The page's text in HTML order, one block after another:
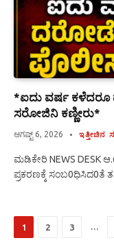
*ಐದು ವರ್ಷ ಕಳೆದರೂ
ಸರೋಜಿನಿ ಕಣ್ಣೀರು*
ಆಗಷ್ಟ್ 6, 2026 ಇತ್ತೀಚಿನ
ಮಡಿಕೇರಿ NEWS DESK
ಪ್ರಕರಣಕ್ಕೆ
1 2 3 …